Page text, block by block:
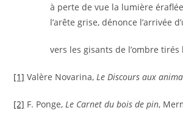
à perte de vue la lumière
l’arête grise, dénonce l’arrivée
vers les gisants de l’ombre
[1] Valère Novarina, Le Discours aux
[2] F. Ponge, Le Carnet du bois de pin,